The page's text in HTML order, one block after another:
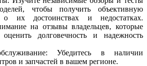
чтобы получить объективную
их достоинствах и недостатках.
на отзывы владельцев, которые
долговечность и надежность
Убедитесь в наличии
и запчастей в вашем регионе.